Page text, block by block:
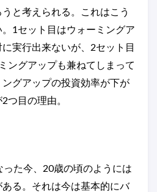
と考えられる。これはこう
1セット目はウォーミングア
実行出来ないが、2セット目
ングアップも兼ねてしまって
グアップの投資効率が下が
つ目の理由。
た今、20歳の頃のようには
る。それは今は基本的にバ